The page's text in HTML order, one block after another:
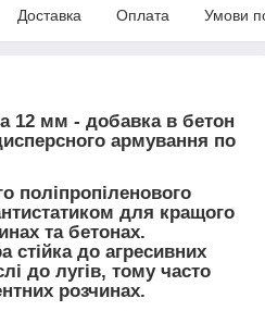
Доставка Оплата Умови
12 мм - добавка в бетон
армування по
поліпропіленового
для кращого
та бетонах.
стійка до агресивних
до лугів, тому часто
розчинах.